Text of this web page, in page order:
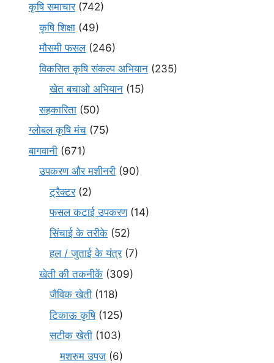
कृषि समाचार(742)
कृषि शिक्षा (49)
मौसमी फसल(246)
विकसित कृषि संकल्प अभियान (235)
खेत बचाओ अभियान (15)
सहकारिता (50)
ग्लोबल कृषि मंच (75)
बागवानी (671)
उपकरण और मशीनरी (90)
ट्रैक्टर(2)
फसल कटाई उपकरण(14)
सिंचाई के तरीके (52)
हल / जुताई के यंत्र(7)
खेती की तकनीकें (309)
जैविक खेती (118)
टिकाऊ कृषि(125)
सटीक खेती (103)
मशरुम उपज (6)